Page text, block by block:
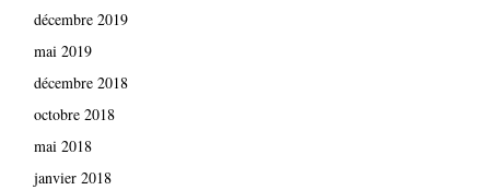
décembre 2019
mai 2019
décembre 2018
octobre 2018
mai 2018
janvier 2018